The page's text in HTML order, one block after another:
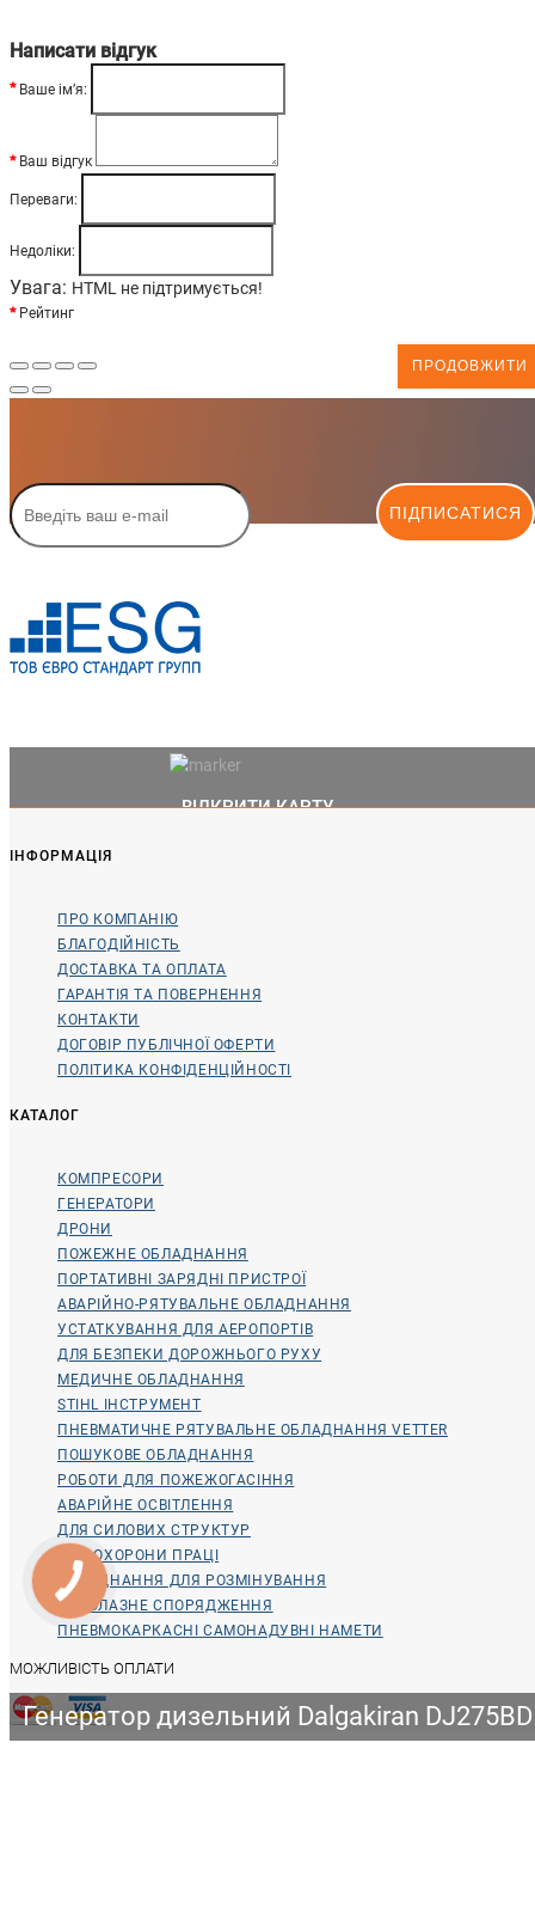
Написати відгук
Ваше ім’я:
Ваш відгук
Переваги:
Недоліки:
Увага: HTML не підтримується!
Рейтинг
ПРОДОВЖИТИ
Генератор дизельний Dalgakiran DJ275BD
ПІДПИСАТИСЯ
ВІДКРИТИ КАРТУ
ІНФОРМАЦІЯ
ПРО КОМПАНІЮ
БЛАГОДІЙНІСТЬ
ДОСТАВКА ТА ОПЛАТА
ГАРАНТІЯ ТА ПОВЕРНЕННЯ
КОНТАКТИ
ДОГОВІР ПУБЛІЧНОЇ ОФЕРТИ
ПОЛІТИКА КОНФІДЕНЦІЙНОСТІ
КАТАЛОГ
КОМПРЕСОРИ
ГЕНЕРАТОРИ
ДРОНИ
ПОЖЕЖНЕ ОБЛАДНАННЯ
ПОРТАТИВНІ ЗАРЯДНІ ПРИСТРОЇ
АВАРІЙНО-РЯТУВАЛЬНЕ ОБЛАДНАННЯ
УСТАТКУВАННЯ ДЛЯ АЕРОПОРТІВ
ДЛЯ БЕЗПЕКИ ДОРОЖНЬОГО РУХУ
МЕДИЧНЕ ОБЛАДНАННЯ
STIHL ІНСТРУМЕНТ
ПНЕВМАТИЧНЕ РЯТУВАЛЬНЕ ОБЛАДНАННЯ VETTER
ПОШУКОВЕ ОБЛАДНАННЯ
РОБОТИ ДЛЯ ПОЖЕЖОГАСІННЯ
АВАРІЙНЕ ОСВІТЛЕННЯ
ДЛЯ СИЛОВИХ СТРУКТУР
ДЛЯ ОХОРОНИ ПРАЦІ
ОБЛАДНАННЯ ДЛЯ РОЗМІНУВАННЯ
ВОДОЛАЗНЕ СПОРЯДЖЕННЯ
ПНЕВМОКАРКАСНІ САМОНАДУВНІ НАМЕТИ
МОЖЛИВІСТЬ ОПЛАТИ